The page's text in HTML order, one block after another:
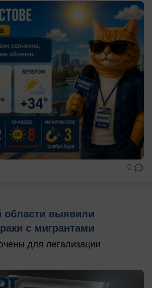
0
области выявили
с мигрантами
для легализации